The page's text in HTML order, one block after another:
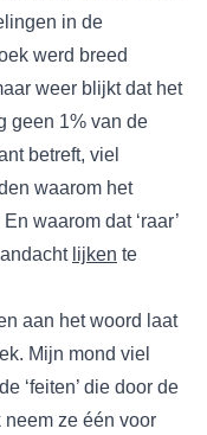
in de
werd breed
weer blijkt dat het
geen 1% van de
betreft, viel
waarom het
waarom dat ‘raar’
lijken te
aan het woord laat
Mijn mond viel
‘feiten’ die door de
ze één voor